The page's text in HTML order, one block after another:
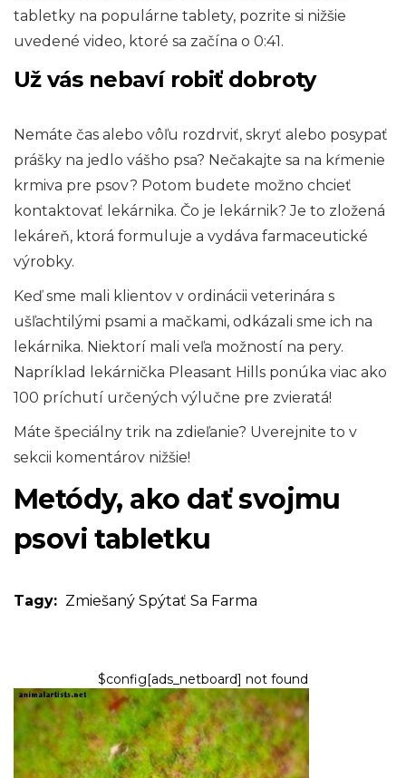
tabletky na populárne tablety, pozrite si nižšie
uvedené video, ktoré sa začína o 0:41.
Už vás nebaví robiť dobroty
Nemáte čas alebo vôľu rozdrviť, skryť alebo posypať
prášky na jedlo vášho psa? Nečakajte sa na kŕmenie
krmiva pre psov? Potom budete možno chcieť
kontaktovať lekárnika. Čo je lekárnik? Je to zložená
lekáreň, ktorá formuluje a vydáva farmaceutické
výrobky.
Keď sme mali klientov v ordinácii veterinára s
ušľachtilými psami a mačkami, odkázali sme ich na
lekárnika. Niektorí mali veľa možností na pery.
Napríklad lekárnička Pleasant Hills ponúka viac ako
100 príchutí určených výlučne pre zvieratá!
Máte špeciálny trik na zdieľanie? Uverejnite to v
sekcii komentárov nižšie!
Metódy, ako dať svojmu
psovi tabletku
Tagy: Zmiešaný Spýtať Sa Farma
$config[ads_netboard] not found